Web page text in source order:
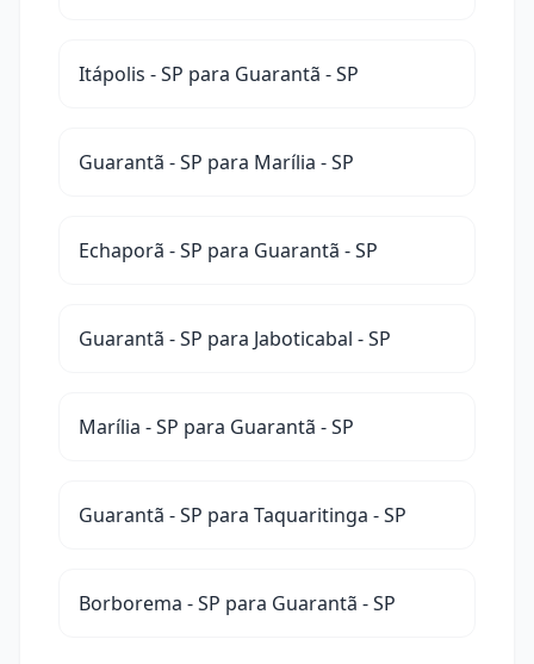
Itápolis - SP para Guarantã - SP
Guarantã - SP para Marília - SP
Echaporã - SP para Guarantã - SP
Guarantã - SP para Jaboticabal - SP
Marília - SP para Guarantã - SP
Guarantã - SP para Taquaritinga - SP
Borborema - SP para Guarantã - SP